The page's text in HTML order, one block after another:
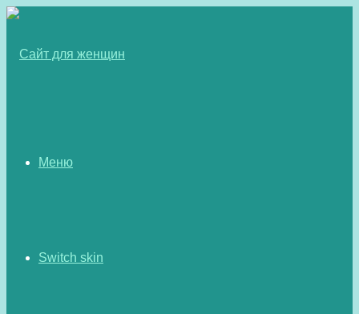
Меню
Switch skin